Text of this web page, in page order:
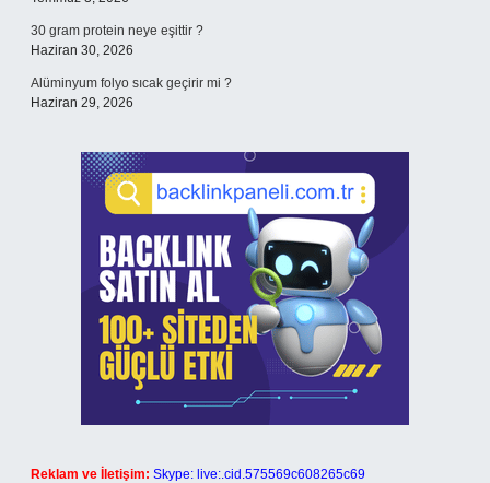
30 gram protein neye eşittir ?
Haziran 30, 2026
Alüminyum folyo sıcak geçirir mi ?
Haziran 29, 2026
Reklam ve İletişim: Skype: live:.cid.575569c608265c69